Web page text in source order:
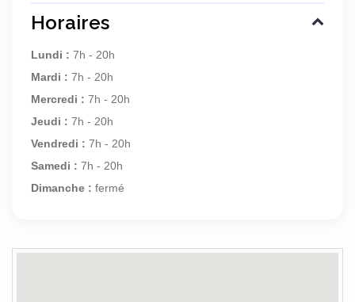
Horaires
Lundi : 7h - 20h
Mardi : 7h - 20h
Mercredi : 7h - 20h
Jeudi : 7h - 20h
Vendredi : 7h - 20h
Samedi : 7h - 20h
Dimanche : fermé